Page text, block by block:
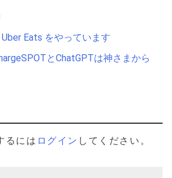
Uber Eats をやっています
とChatGPTは神さまから
るには ログイン してください。